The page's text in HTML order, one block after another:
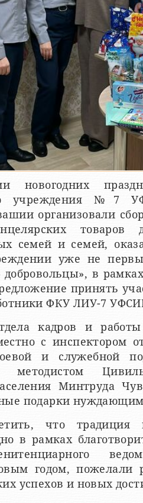
новогодних
учреждения №7
организовали
товаров
семей и семей,
уже не
в
принять
ФКУ ЛИУ-7
кадров и
с инспектором
и служебной
методистом
Минтруда
подарки
что традиция
в рамках
годом, пожелали
успехов и новых